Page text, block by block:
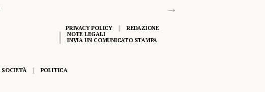
PRIVACY POLICY
REDAZIONE
NOTE LEGALI
INVIA UN COMUNICATO STAMPA
SOCIETÀ POLITICA